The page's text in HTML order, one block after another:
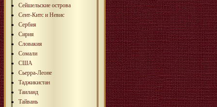
Сейшельские острова
Сент-Китс и Невис
Сербия
Сирия
Словакия
Сомали
США
Сьерра-Леоне
Таджикистан
Таиланд
Тайвань